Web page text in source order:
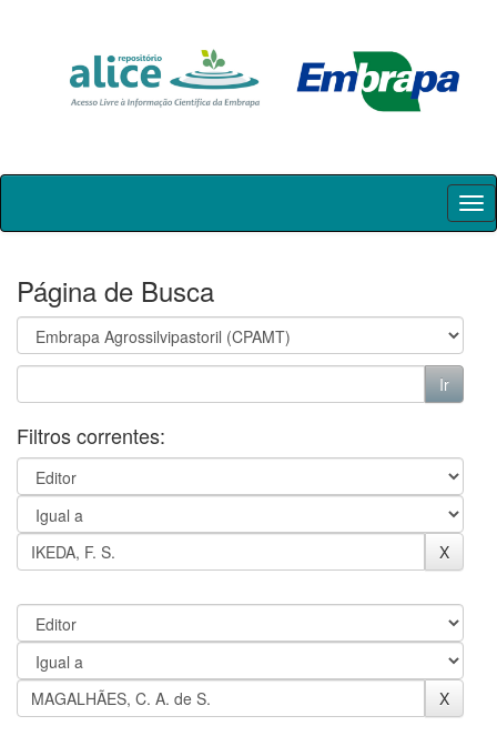
Skip
Página de Busca
Filtros correntes: